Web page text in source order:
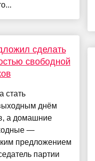
сделать
свободной
стать
днём
а домашние
—
предложением
партии